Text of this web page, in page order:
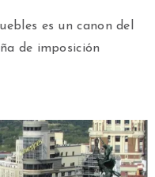
es un canon del
de imposición